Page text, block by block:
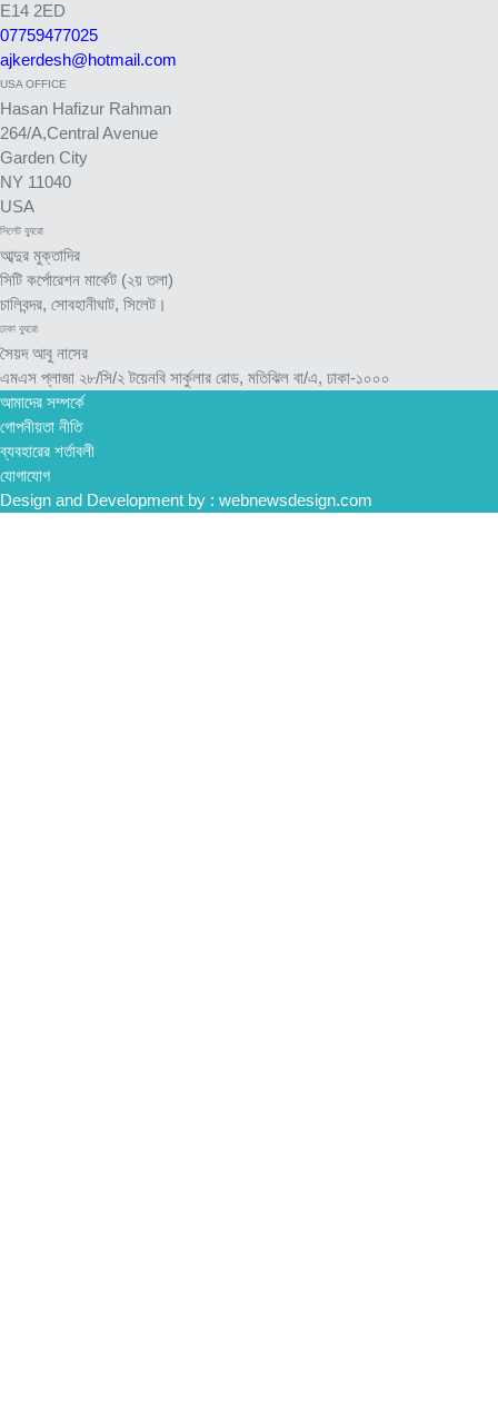
E14 2ED
07759477025
ajkerdesh@hotmail.com
USA OFFICE
Hasan Hafizur Rahman
264/A,Central Avenue
Garden City
NY 11040
USA
সিলেট ব্যুরো
আব্দুর মুক্তাদির
সিটি কর্পোরেশন মার্কেট (২য় তলা)
চালিবন্দর, সোবহানীঘাট, সিলেট।
ঢাকা ব্যুরো
সৈয়দ আবু নাসের
এমএস প্লাজা ২৮/সি/২ টয়েনবি সার্কুলার রোড, মতিঝিল বা/এ, ঢাকা-১০০০
আমাদের সম্পর্কে
গোপনীয়তা নীতি
ব্যবহারের শর্তাবলী
যোগাযোগ
Design and Development by : webnewsdesign.com